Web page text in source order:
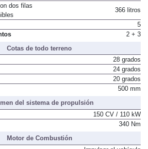
dos filas
366 litros
5
2 + 3
Cotas de todo terreno
28 grados
24 grados
20 grados
500 mm
del sistema de propulsión
150 CV / 110 kW
340 Nm
Motor de Combustión